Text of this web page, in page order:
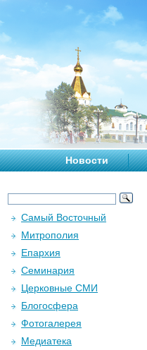
Новости
Самый Восточный
Митрополия
Епархия
Семинария
Церковные СМИ
Блогосфера
Фотогалерея
Медиатека